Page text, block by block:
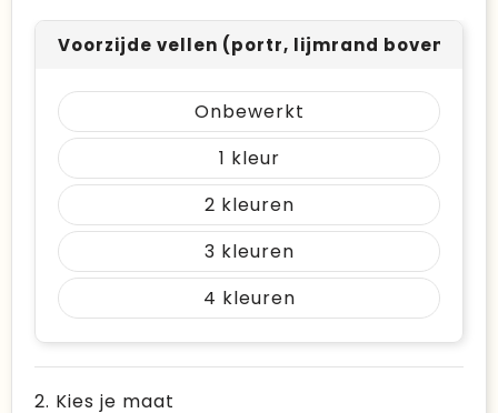
Voorzijde vellen (portr, lijmrand boven)
Onbewerkt
1
2
3
4
2. Kies je maat